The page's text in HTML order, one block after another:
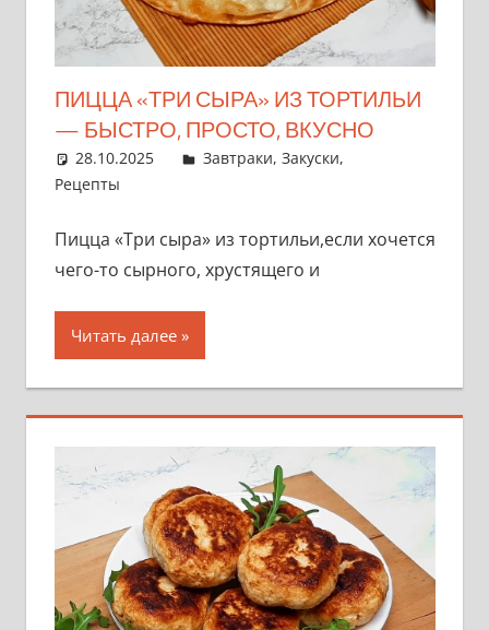
ПИЦЦА «ТРИ СЫРА» ИЗ ТОРТИЛЬИ
— БЫСТРО, ПРОСТО, ВКУСНО
28.10.2025 admin
Завтраки, Закуски,
Рецепты
Пицца «Три сыра» из тортильи,если хочется
чего-то сырного, хрустящего и
Читать далее